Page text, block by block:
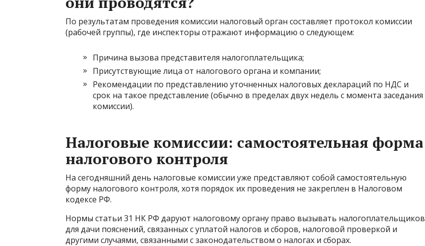
По результатам проведения комиссии налоговый орган составляет протокол комиссии
(рабочей группы), где инспекторы отражают информацию о следующем:
Причина вызова представителя налогоплательщика;
Присутствующие лица от налогового органа и компании;
Рекомендации по представлению уточненных налоговых деклараций по НДС и
срок на такое представление (обычно в пределах двух недель с момента заседания
комиссии).
Налоговые комиссии: самостоятельная форма
налогового контроля
На сегодняшний день налоговые комиссии уже представляют собой самостоятельную
форму налогового контроля, хотя порядок их проведения не закреплен в Налоговом
кодексе РФ.
Нормы статьи 31 НК РФ даруют налоговому органу право вызывать налогоплательщиков
для дачи пояснений, связанных с уплатой налогов и сборов, налоговой проверкой и
другими случаями, связанными с законодательством о налогах и сборах.